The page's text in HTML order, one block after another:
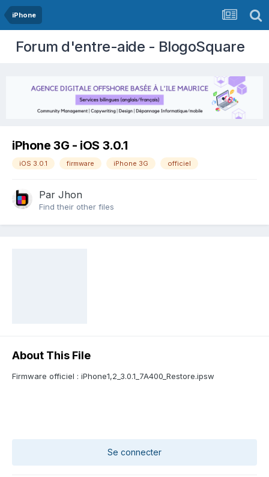
iPhone
Forum d'entre-aide - BlogoSquare
iPhone 3G - iOS 3.0.1
iOS 3.0.1 firmware iPhone 3G officiel
Par Jhon
Find their other files
About This File
Firmware officiel : iPhone1,2_3.0.1_7A400_Restore.ipsw
Se connecter